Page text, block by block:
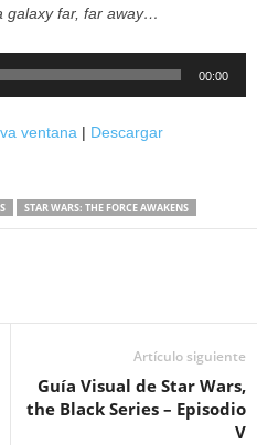
galaxy far, far away…
00:00
ventana | Descargar
STAR WARS: THE FORCE AWAKENS
Artículo siguiente
Guía Visual de Star Wars,
the Black Series – Episodio
V